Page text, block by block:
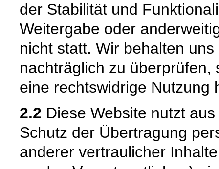
der Stabilität und
Weitergabe oder
nicht statt. Wir behalten
nachträglich zu überprüfen,
eine rechtswidrige Nutzung
2.2 Diese Website nutzt
Schutz der Übertragung
anderer vertraulicher